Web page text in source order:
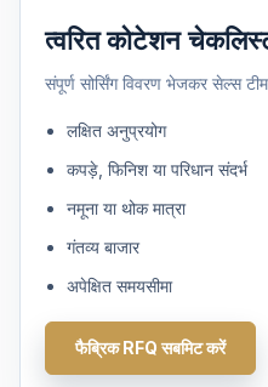
त्वरित कोटेशन
संपूर्ण सोर्सिंग विवरण भेजकर सेल्स
लक्षित अनुप्रयोग
कपड़े, फिनिश या परिधान संदर्भ
नमूना या थोक मात्रा
गंतव्य बाजार
अपेक्षित समयसीमा
फैब्रिक RFQ सबमिट करें